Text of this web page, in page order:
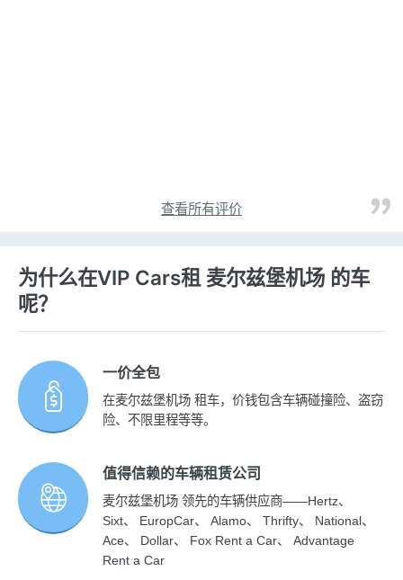
查看所有评价
为什么在VIP Cars租 麦尔兹堡机场 的车
呢？
一价全包
在麦尔兹堡机场 租车，价钱包含车辆碰撞险、盗窃
险、不限里程等等。
值得信赖的车辆租赁公司
麦尔兹堡机场 领先的车辆供应商——Hertz、
Sixt、 EuropCar、 Alamo、 Thrifty、 National、
Ace、 Dollar、 Fox Rent a Car、 Advantage
Rent a Car